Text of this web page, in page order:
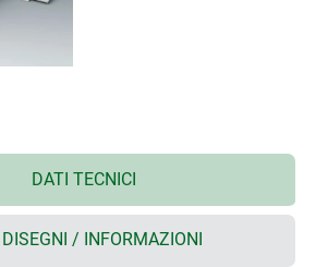
DATI TECNICI
DISEGNI / INFORMAZIONI